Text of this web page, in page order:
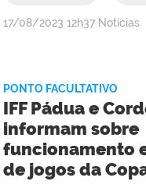
por
publicado
17/08/2023 12h37 Notícias
PONTO FACULTATIVO
IFF Pádua e
informam sobre
funcionamento
de jogos da